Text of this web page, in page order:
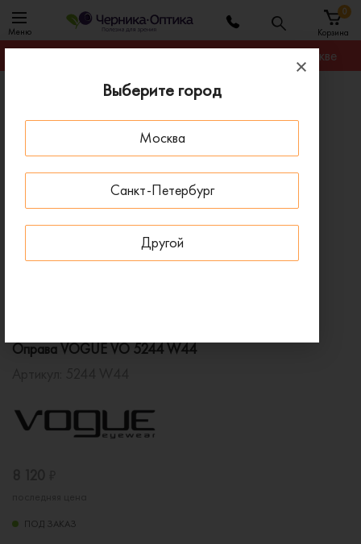
Выберите город
Москва
Санкт-Петербург
Другой
Меню Корзина
0
Гарантируем лучшую цену на любую оправу в Москве
Оправы для очков
Оправа VOGUE VO 5244 W44
Оправа VOGUE VO 5244 W44
ПОД ЗАКАЗ
ПОД ЗАКАЗ